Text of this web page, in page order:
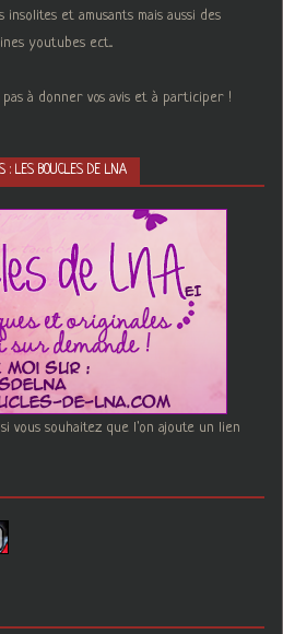
et amusants mais aussi des
youtubes ect...
à donner vos avis et à participer !
: LES BOUCLES DE LNA
vous souhaitez que l'on ajoute un lien